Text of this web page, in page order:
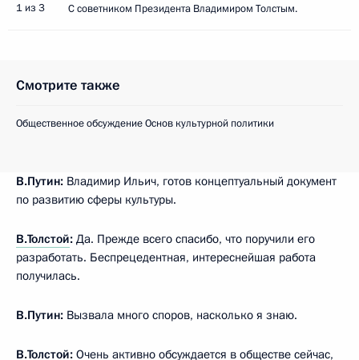
1 из 3 С советником Президента Владимиром Толстым.
Смотрите также
Общественное обсуждение Основ культурной политики
В.Путин: Владимир Ильич, готов концептуальный документ
по развитию сферы культуры.
В.Толстой: Да. Прежде всего спасибо, что поручили его
разработать. Беспрецедентная, интереснейшая работа
получилась.
В.Путин: Вызвала много споров, насколько я знаю.
В.Толстой: Очень активно обсуждается в обществе сейчас,